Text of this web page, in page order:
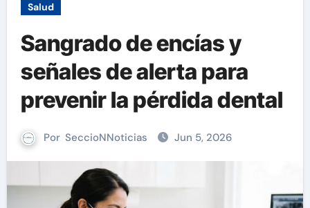
Salud
Sangrado de encías y
señales de alerta para
prevenir la pérdida dental
Por SeccioNNoticias Jun 5, 2026